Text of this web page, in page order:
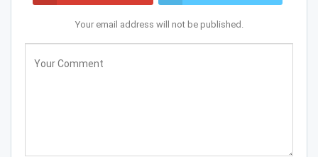
Your email address will not be published.